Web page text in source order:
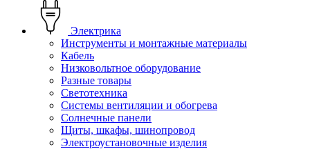
Электрика
Инструменты и монтажные материалы
Кабель
Низковольтное оборудование
Разные товары
Светотехника
Системы вентиляции и обогрева
Солнечные панели
Щиты, шкафы, шинопровод
Электроустановочные изделия